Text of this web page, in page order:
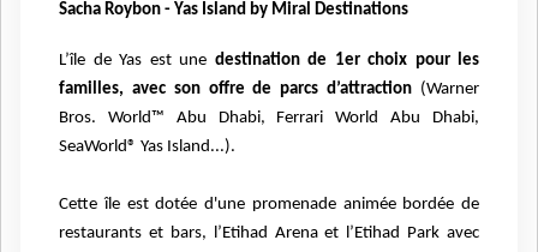
Sacha Roybon - Yas Island by Miral Destinations
L’île de Yas est une destination de 1er choix pour les
familles, avec son offre de parcs d’attraction (Warner
Bros. World™ Abu Dhabi, Ferrari World Abu Dhabi,
SeaWorld® Yas Island...).
Cette île est dotée d'une promenade animée bordée de
restaurants et bars, l’Etihad Arena et l’Etihad Park avec